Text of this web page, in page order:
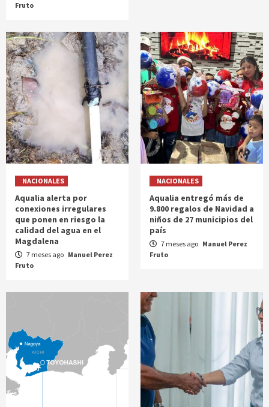
Fruto
NACIONALES
Aqualia alerta por
conexiones irregulares
que ponen en riesgo la
calidad del agua en el
Magdalena
7 meses ago Manuel Perez
Fruto
NACIONALES
Aqualia entregó más de
9.800 regalos de Navidad a
niños de 27 municipios del
país
7 meses ago Manuel Perez
Fruto